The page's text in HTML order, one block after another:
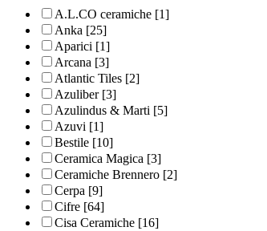
A.L.CO ceramiche [1]
Anka [25]
Aparici [1]
Arcana [3]
Atlantic Tiles [2]
Azuliber[3]
Azulindus & Marti [5]
Azuvi [1]
Bestile [10]
Ceramica Magica [3]
Ceramiche Brennero [2]
Cerpa [9]
Cifre [64]
Cisa Ceramiche [16]